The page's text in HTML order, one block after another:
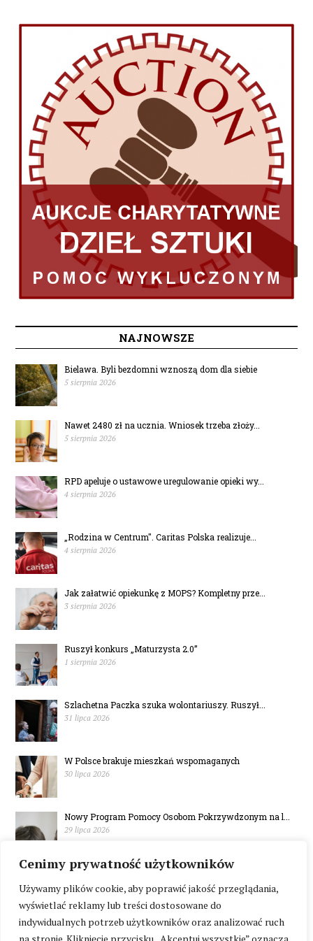
Cenimy prywatność użytkowników
Używamy plików cookie, aby poprawić jakość przeglądania,
wyświetlać reklamy lub treści dostosowane do
indywidualnych potrzeb użytkowników oraz analizować ruch
NAJNOWSZE
Bielawa. Byli bezdomni wznoszą dom dla siebie
5 sierpnia 2026
Nawet 2480 zł na ucznia. Wniosek trzeba złoży...
5 sierpnia 2026
RPD apeluje o ustawowe uregulowanie opieki wy...
4 sierpnia 2026
„Rodzina w Centrum". Caritas Polska realizuje...
4 sierpnia 2026
Jak załatwić opiekunkę z MOPS? Kompletny prze...
3 sierpnia 2026
Ruszył konkurs „Maturzysta 2.0”
1 sierpnia 2026
Szlachetna Paczka szuka wolontariuszy. Ruszył...
31 lipca 2026
W Polsce brakuje mieszkań wspomaganych
30 lipca 2026
Nowy Program Pomocy Osobom Pokrzywdzonym na l...
29 lipca 2026
Mazowsze. Symboliczna złotówka za bilet do in...
29 lipca 2026